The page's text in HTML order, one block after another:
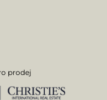
prodej